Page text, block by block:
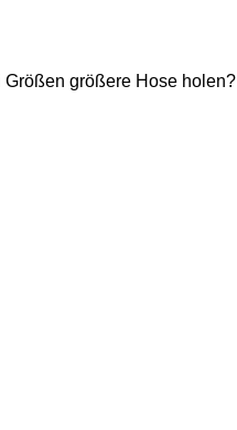
größere Hose holen?